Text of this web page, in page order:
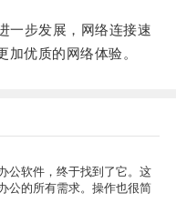
步发展，网络连接速
加优质的网络体验。
公软件，终于找到了它。这
公的所有需求。操作也很简